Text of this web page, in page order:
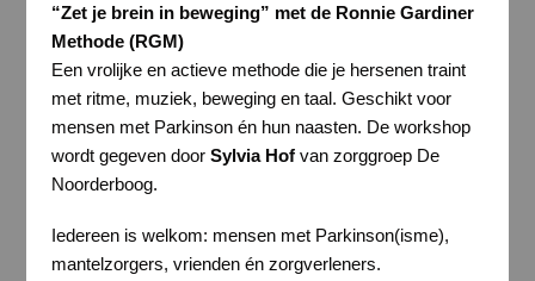
“Zet je brein in beweging” met de Ronnie Gardiner
Methode (RGM)
Een vrolijke en actieve methode die je hersenen traint
met ritme, muziek, beweging en taal. Geschikt voor
mensen met Parkinson én hun naasten. De workshop
wordt gegeven door Sylvia Hofvan zorggroep De
Noorderboog.
Iedereen is welkom: mensen met Parkinson(isme),
mantelzorgers, vrienden én zorgverleners.